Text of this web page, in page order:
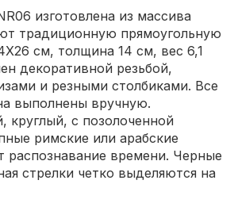
изготовлена из массива
традиционную прямоугольную
см, толщина 14 см, вес 6,1
декоративной резьбой,
и резными столбиками. Все
выполнены вручную.
круглый, с позолоченной
римские или арабские
распознавание времени. Черные
стрелки четко выделяются на